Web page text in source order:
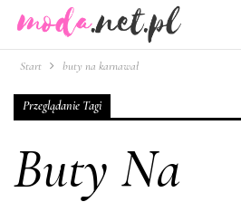
Start buty na karnawał
Przeglądanie Tagi
Buty Na